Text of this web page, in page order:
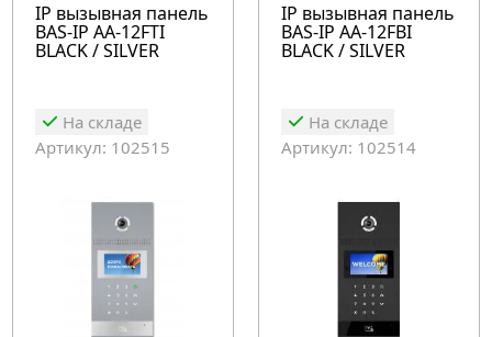
IP вызывная панель
BAS-IP AA-12FTI
BLACK / SILVER
На складе
Артикул: 102515
IP вызывная панель
BAS-IP AA-12FBI
BLACK / SILVER
На складе
Артикул: 102514